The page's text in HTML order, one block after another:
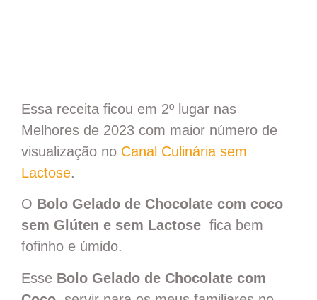
Essa receita ficou em 2º lugar nas
Melhores de 2023 com maior número de
visualização no Canal Culinária sem
Lactose.
O Bolo Gelado de Chocolate com coco
sem Glúten e sem Lactose fica bem
fofinho e úmido.
Esse Bolo Gelado de Chocolate com